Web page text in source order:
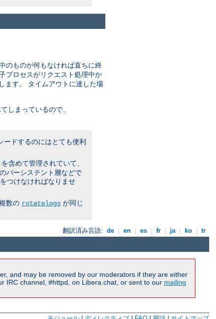
のものが何もなければ直ちに終
プロセスがリクエスト処理中か
ます。 タイムアウトに達した場
しまっているので、
ドするのにはとても便利
含めて管理されていて、
パーシステント層などで
つけなければなりませ
数の rotatelogs が同じ
翻訳済み言語: de en es fr ja ko tr
and may be removed by our moderators if they are either
IRC channel, #httpd, on Libera.chat, or sent to our mailing